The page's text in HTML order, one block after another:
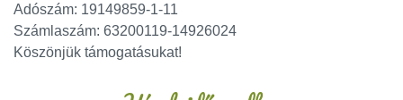
Adószám: 19149859-1-11
Számlaszám: 63200119-14926024
Köszönjük támogatásukat!